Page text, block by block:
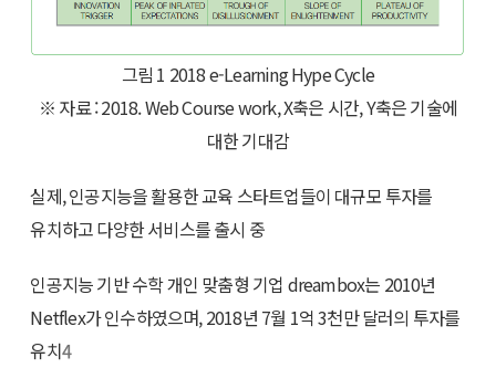
그림 1 2018 e-Learning Hype Cycle
※ 자료 : 2018. Web Course work, X축은 시간, Y축은 기술에
대한 기대감
실제, 인공지능을 활용한 교육 스타트업들이 대규모 투자를
유치하고 다양한 서비스를 출시 중
인공지능 기반 수학 개인 맞춤형 기업 dreambox는 2010년
Netflex가 인수하였으며, 2018년 7월 1억 3천만 달러의 투자를
유치4